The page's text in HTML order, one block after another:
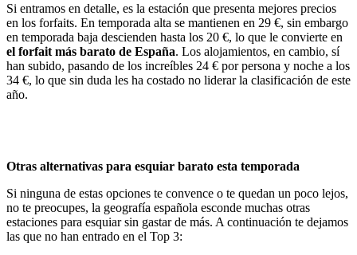
Si entramos en detalle, es la estación que presenta mejores precios
en los forfaits. En temporada alta se mantienen en 29 €, sin embargo
en temporada baja descienden hasta los 20 €, lo que le convierte en
el forfait más barato de España. Los alojamientos, en cambio, sí
han subido, pasando de los increíbles 24 € por persona y noche a los
34 €, lo que sin duda les ha costado no liderar la clasificación de este
año.
Otras alternativas para esquiar barato esta temporada
Si ninguna de estas opciones te convence o te quedan un poco lejos,
no te preocupes, la geografía española esconde muchas otras
estaciones para esquiar sin gastar de más. A continuación te dejamos
las que no han entrado en el Top 3: